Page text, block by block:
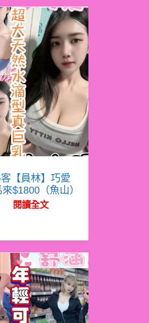
客【員林】巧愛
來$1800（魚山）
閱讀全文